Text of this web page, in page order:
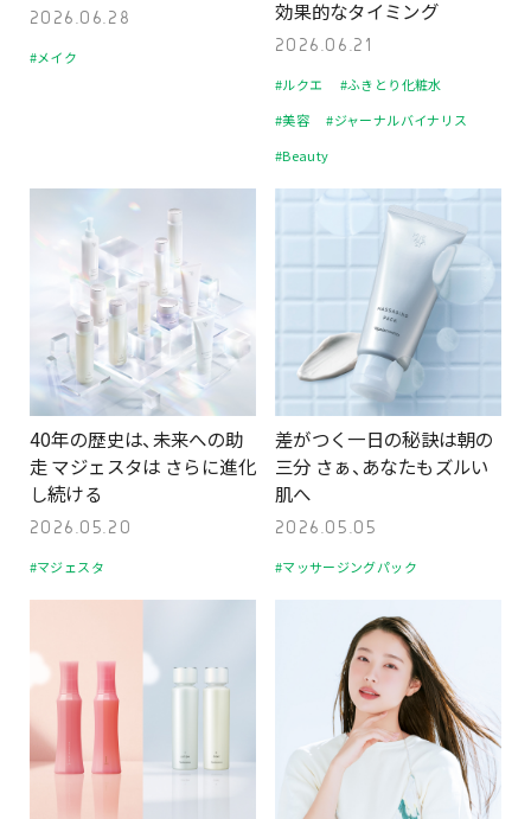
2026.06.28
#メイク
効果的なタイミング
2026.06.21
#ルクエ
#ふきとり化粧水
#美容
#ジャーナルバイナリス
#Beauty
40年の歴史は、未来への助
走 マジェスタは さらに進化
し続ける
2026.05.20
#マジェスタ
差がつく一日の秘訣は朝の
三分 さぁ、あなたもズルい
肌へ
2026.05.05
#マッサージングパック